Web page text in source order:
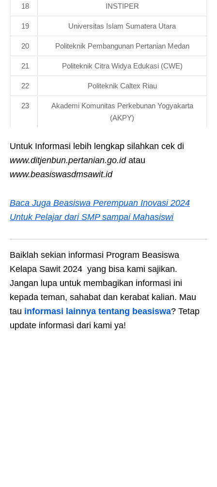
18 INSTIPER
19 Universitas Islam Sumatera Utara
20 Politeknik Pembangunan Pertanian Medan
21 Politeknik Citra Widya Edukasi (CWE)
22 Politeknik Caltex Riau
23
Akademi Komunitas Perkebunan Yogyakarta
(AKPY)
Untuk Informasi lebih lengkap silahkan cek di
www.ditjenbun.pertanian.go.idatau
www.beasiswasdmsawit.id
Baca Juga Beasiswa Perempuan Inovasi 2024
Untuk Pelajar dari SMP sampai Mahasiswi
Baiklah sekian informasi Program Beasiswa
Kelapa Sawit 2024 yang bisa kami sajikan.
Jangan lupa untuk membagikan informasi ini
kepada teman, sahabat dan kerabat kalian. Mau
tau informasi lainnya tentang beasiswa? Tetap
update informasi dari kami ya!